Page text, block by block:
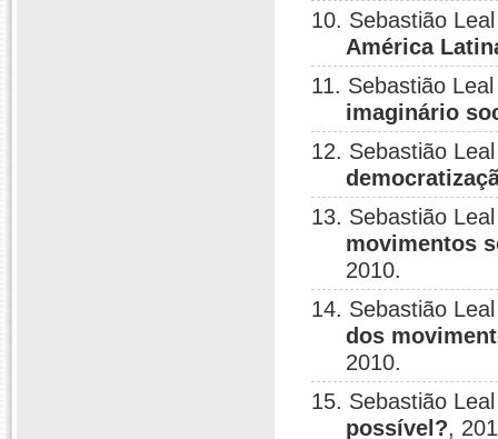
10. Sebastião
América
11. Sebastião
imaginário
12. Sebastião
13. Sebastião
movimentos
2010.
14. Sebastião
dos
2010.
15. Sebastião
possível?,